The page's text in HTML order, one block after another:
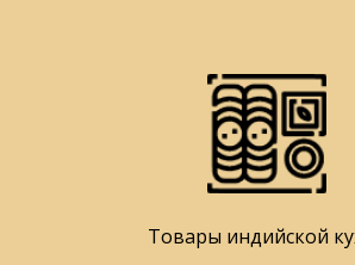
Товары индийской